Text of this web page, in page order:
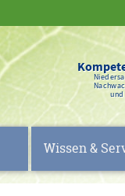
und
Wissen &